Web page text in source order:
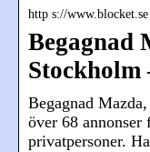
http s://
Begagnad
Stockholm
Begagnad
över 68 annonser
privatpersoner.